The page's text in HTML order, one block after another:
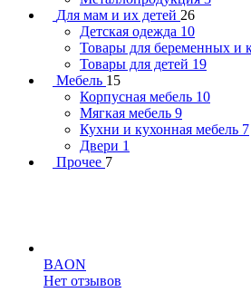
Для мам и их детей 26
Детская одежда 10
Товары для беременных и
Товары для детей 19
Мебель 15
Корпусная мебель 10
Мягкая мебель 9
Кухни и кухонная мебель 7
Двери 1
Прочее 7
BAON
Нет отзывов